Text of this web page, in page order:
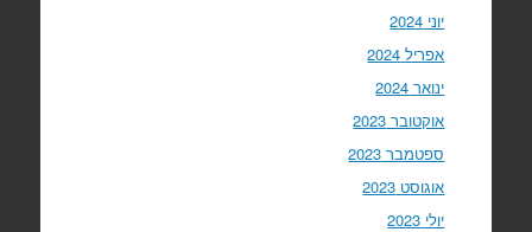
יוני 2024
אפריל 2024
ינואר 2024
אוקטובר 2023
ספטמבר 2023
אוגוסט 2023
יולי 2023